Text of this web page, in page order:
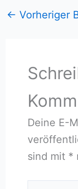
← Vorheriger
Deine E-
sind mit *